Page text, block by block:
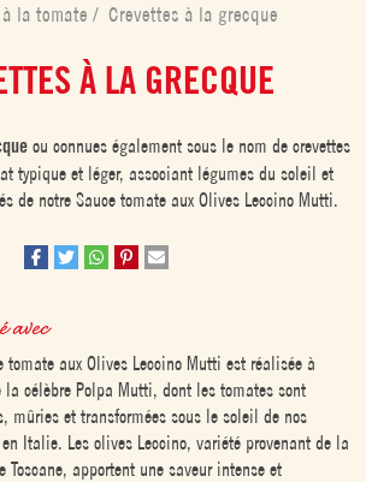
la tomate / Crevettes à la grecque
À LA GRECQUE
ou connues également sous le nom de crevettes
typique et léger, associant légumes du soleil et
de notre Sauce tomate aux Olives Leccino Mutti.
avec
tomate aux Olives Leccino Mutti est réalisée à
la célèbre Polpa Mutti, dont les tomates sont
mûries et transformées sous le soleil de nos
Italie. Les olives Leccino, variété provenant de la
Toscane, apportent une saveur intense et